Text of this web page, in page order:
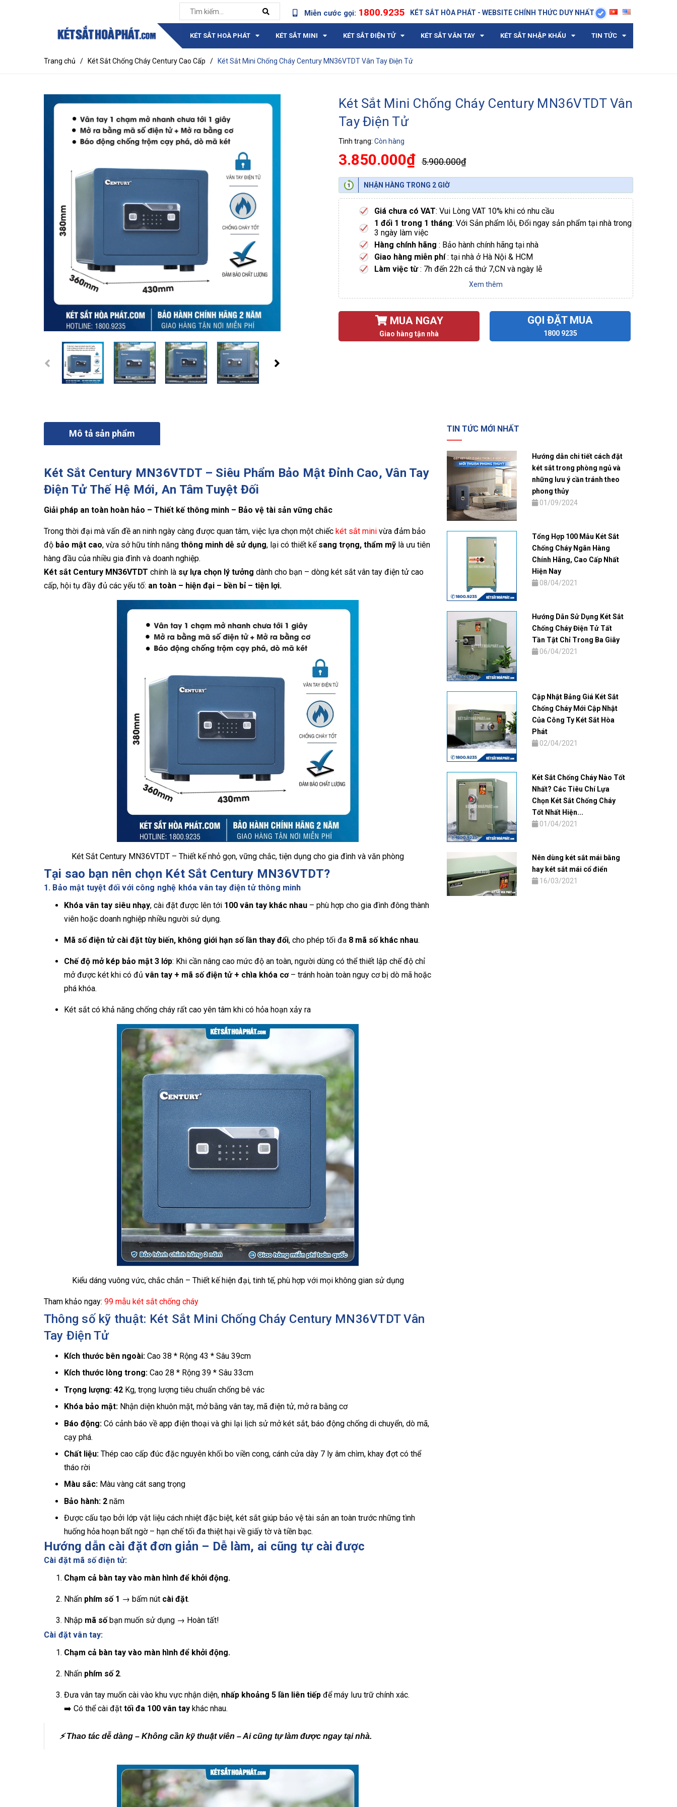
Miễn cước gọi: 1800.9235 KÉT SẮT HÒA PHÁT - WEBSITE CHÍNH THỨC DUY NHẤT
KÉT SẮT HOÀ PHÁT KÉT SẮT MINI KÉT SẮT ĐIỆN TỬ KÉT SẮT VÂN TAY KÉT SẮT NHẬP KHẨU TIN TỨC
Trang chủ / Két Sắt Chống Cháy Century Cao Cấp / Két Sắt Mini Chống Cháy Century MN36VTDT Vân Tay Điện Tử
Két Sắt Mini Chống Cháy Century MN36VTDT Vân
Tay Điện Tử
Tình trạng: Còn hàng
3.850.000₫ 5.900.000₫
NHẬN HÀNG TRONG 2 GIỜ
Giá chưa có VAT: Vui Lòng VAT 10% khi có nhu cầu
1 đổi 1 trong 1 tháng: Với Sản phẩm lỗi, Đổi ngay sản phẩm tại nhà trong
3 ngày làm việc
Hàng chính hãng : Bảo hành chính hãng tại nhà
Giao hàng miễn phí: tại nhà ở Hà Nội & HCM
Làm việc từ: 7h đến 22h cả thứ 7,CN và ngày lễ
Xem thêm
MUA NGAY
Giao hàng tận nhà
GỌI ĐẶT MUA
1800 9235
Mô tả sản phẩm
Két Sắt Century MN36VTDT – Siêu Phẩm Bảo Mật Đỉnh Cao, Vân Tay
Điện Tử Thế Hệ Mới, An Tâm Tuyệt Đối
Giải pháp an toàn hoàn hảo – Thiết kế thông minh – Bảo vệ tài sản vững chắc
Trong thời đại mà vấn đề an ninh ngày càng được quan tâm, việc lựa chọn một chiếc két sắt mini vừa đảm bảo
độ bảo mật cao, vừa sở hữu tính năng thông minh dễ sử dụng, lại có thiết kế sang trọng, thẩm mỹ là ưu tiên
hàng đầu của nhiều gia đình và doanh nghiệp.
Két sắt Century MN36VTDT chính là sự lựa chọn lý tưởng dành cho bạn – dòng két sắt vân tay điện tử cao
cấp, hội tụ đầy đủ các yếu tố: an toàn – hiện đại – bền bỉ – tiện lợi.
Két Sắt Century MN36VTDT – Thiết kế nhỏ gọn, vững chắc, tiện dụng cho gia đình và văn phòng
Tại sao bạn nên chọn Két Sắt Century MN36VTDT?
1. Bảo mật tuyệt đối với công nghệ khóa vân tay điện tử thông minh
Khóa vân tay siêu nhạy, cài đặt được lên tới 100 vân tay khác nhau – phù hợp cho gia đình đông thành
viên hoặc doanh nghiệp nhiều người sử dụng.
Mã số điện tử cài đặt tùy biến, không giới hạn số lần thay đổi, cho phép tối đa 8 mã số khác nhau.
Chế độ mở kép bảo mật 3 lớp: Khi cần nâng cao mức độ an toàn, người dùng có thể thiết lập chế độ chỉ
mở được két khi có đủ vân tay + mã số điện tử + chìa khóa cơ– tránh hoàn toàn nguy cơ bị dò mã hoặc
phá khóa.
Két sắt có khả năng chống cháy rất cao yên tâm khi có hỏa hoạn xảy ra
Kiểu dáng vuông vức, chắc chắn – Thiết kế hiện đại, tinh tế, phù hợp với mọi không gian sử dụng
Tham khảo ngay: 99 mẫu két sắt chống cháy
Thông số kỹ thuật: Két Sắt Mini Chống Cháy Century MN36VTDT Vân
Tay Điện Tử
Kích thước bên ngoài: Cao 38 * Rộng 43 * Sâu 39cm
Kích thước lòng trong: Cao 28 * Rộng 39 * Sâu 33cm
Trọng lượng: 42 Kg, trọng lượng tiêu chuẩn chống bê vác
Khóa bảo mật: Nhận diện khuôn mặt, mở bằng vân tay, mã điện tử, mở ra bằng cơ
Báo động: Có cảnh báo về app điện thoại và ghi lại lịch sử mở két sắt, báo động chống di chuyển, dò mã,
cạy phá.
Chất liệu: Thép cao cấp đúc đặc nguyên khối bo viền cong, cánh cửa dày 7 ly âm chìm, khay đợt có thể
tháo rời
Màu sắc: Màu vàng cát sang trọng
Bảo hành: 2 năm
Được cấu tạo bởi lớp vật liệu cách nhiệt đặc biệt, két sắt giúp bảo vệ tài sản an toàn trước những tình
huống hỏa hoạn bất ngờ – hạn chế tối đa thiệt hại về giấy tờ và tiền bạc.
Hướng dẫn cài đặt đơn giản – Dễ làm, ai cũng tự cài được
Cài đặt mã số điện tử:
Chạm cả bàn tay vào màn hình để khởi động.
Nhấn phím số 1 → bấm nút cài đặt.
Nhập mã sốbạn muốn sử dụng → Hoàn tất!
Cài đặt vân tay:
Chạm cả bàn tay vào màn hình để khởi động.
Nhấn phím số 2.
Đưa vân tay muốn cài vào khu vực nhận diện, nhấp khoảng 5 lần liên tiếp để máy lưu trữ chính xác.
➡️ Có thể cài đặt tối đa 100 vân tay khác nhau.
⚡Thao tác dễ dàng – Không cần kỹ thuật viên – Ai cũng tự làm được ngay tại nhà.
TIN TỨC MỚI NHẤT
Hướng dẫn chi tiết cách đặt
két sắt trong phòng ngủ và
những lưu ý cần tránh theo
phong thủy
01/09/2024
Tổng Hợp 100 Mẫu Két Sắt
Chống Cháy Ngân Hàng
Chính Hãng, Cao Cấp Nhất
Hiện Nay
08/04/2021
Hướng Dẫn Sử Dụng Két Sắt
Chống Cháy Điện Tử Tất
Tần Tật Chỉ Trong Ba Giây
06/04/2021
Cập Nhật Bảng Giá Két Sắt
Chống Cháy Mới Cập Nhật
Của Công Ty Két Sắt Hòa
Phát
02/04/2021
Két Sắt Chống Cháy Nào Tốt
Nhất? Các Tiêu Chí Lựa
Chọn Két Sắt Chống Cháy
Tốt Nhất Hiện...
01/04/2021
Nên dùng két sắt mái bằng
hay két sắt mái cổ điển
16/03/2021